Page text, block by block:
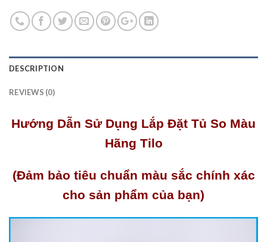
DESCRIPTION
REVIEWS (0)
Hướng Dẫn Sử Dụng Lắp Đặt Tủ So Màu
Hãng Tilo
(Đảm bảo tiêu chuẩn màu sắc chính xác
cho sản phẩm của bạn)